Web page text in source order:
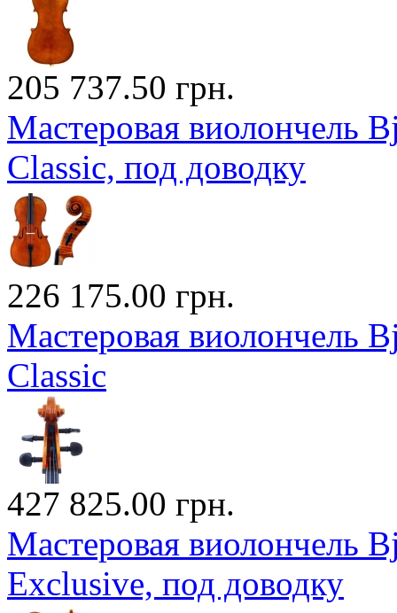
205 737.50 грн.
Мастеровая виолончель
Classic, под доводку
226 175.00 грн.
Мастеровая виолончель
Classic
427 825.00 грн.
Мастеровая виолончель
Exclusive, под доводку